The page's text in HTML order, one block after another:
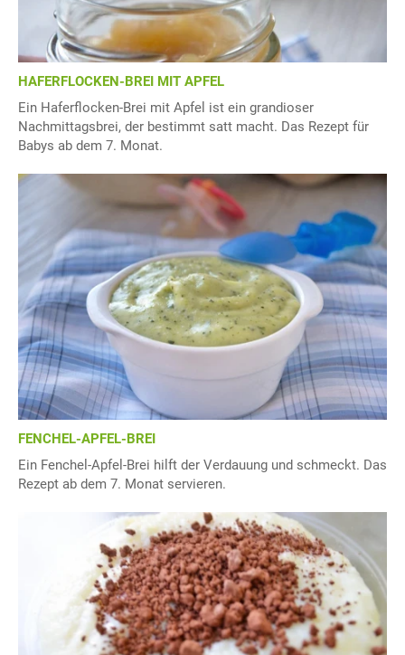
HAFERFLOCKEN-BREI MIT APFEL
Ein Haferflocken-Brei mit Apfel ist ein grandioser
Nachmittagsbrei, der bestimmt satt macht. Das Rezept für
Babys ab dem 7. Monat.
FENCHEL-APFEL-BREI
Ein Fenchel-Apfel-Brei hilft der Verdauung und schmeckt. Das
Rezept ab dem 7. Monat servieren.